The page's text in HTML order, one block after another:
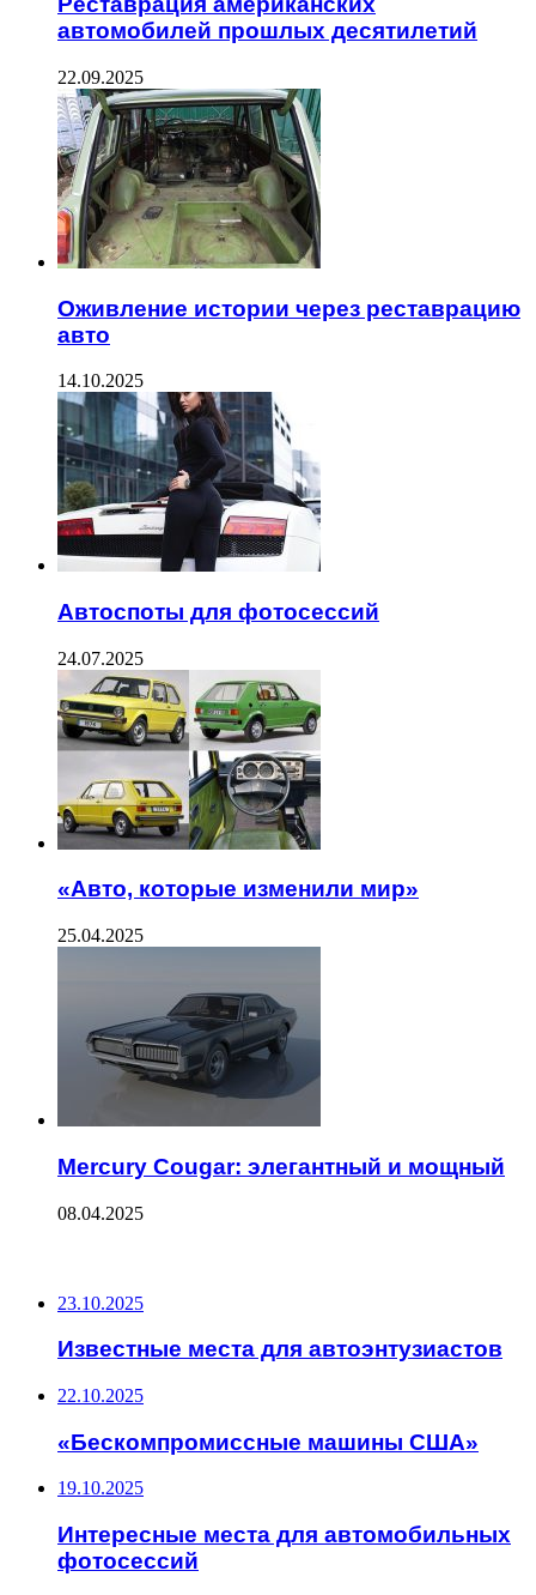
автомобилей прошлых десятилетий
22.09.2025
Оживление истории через реставрацию
авто
14.10.2025
Автоспоты для фотосессий
24.07.2025
«Авто, которые изменили мир»
25.04.2025
Mercury Cougar: элегантный и мощный
08.04.2025
23.10.2025
Известные места для автоэнтузиастов
22.10.2025
«Бескомпромиссные машины США»
19.10.2025
Интересные места для автомобильных
фотосессий